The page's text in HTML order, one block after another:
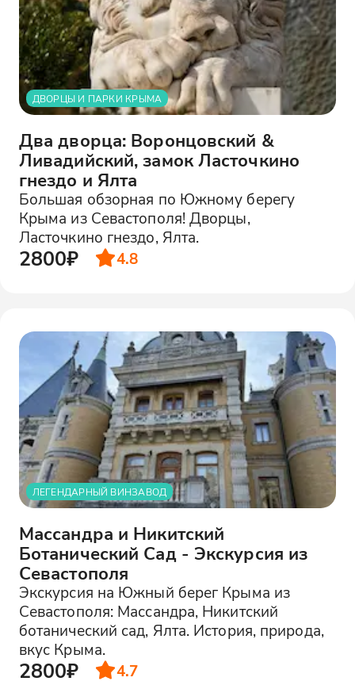
ДВОРЦЫ И ПАРКИ КРЫМА
Два дворца: Воронцовский &
Ливадийский, замок Ласточкино
гнездо и Ялта
Большая обзорная по Южному берегу
Крыма из Севастополя! Дворцы,
Ласточкино гнездо, Ялта.
2800₽ 4.8
ЛЕГЕНДАРНЫЙ ВИНЗАВОД
Массандра и Никитский
Ботанический Сад - Экскурсия из
Севастополя
Экскурсия на Южный берег Крыма из
Севастополя: Массандра, Никитский
ботанический сад, Ялта. История, природа,
вкус Крыма.
2800₽ 4.7